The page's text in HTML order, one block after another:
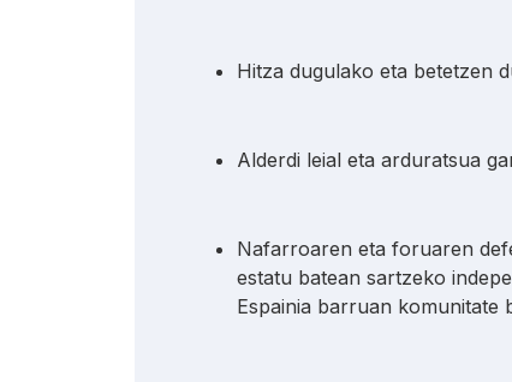
Hitza dugulako eta betetzen
Alderdi leial eta arduratsua
Nafarroaren eta foruaren
estatu batean sartzeko
Espainia barruan komunitate